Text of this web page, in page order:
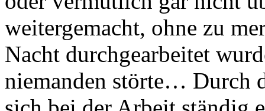
weitergemacht, ohne zu
Nacht durchgearbeitet
niemanden störte… Durch